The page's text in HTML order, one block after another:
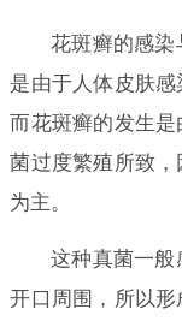
花斑癣的感染
是由于人体皮肤感
而花斑癣的发生
菌过度繁殖所致
为主。
这种真菌一般
开口周围，所以